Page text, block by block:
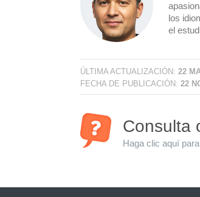
los
el
ÚLTIMA ACTUALIZACIÓN: 22
FECHA DE PUBLICACIÓN: 22
Consulta
Haga clic aquí